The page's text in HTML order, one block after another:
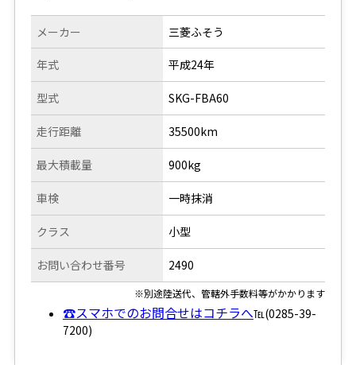
メーカー
年式
型式
走行距離
三菱ふそう
平成24年
SKG-FBA60
35500km
最大積載量
車検
クラス
お問い合わせ番号
900kg
一時抹消
小型
2490
※別途陸送代、管轄外手数料等がかかります
☎スマホでのお問合せはコチラへ℡(0285-39-
7200)